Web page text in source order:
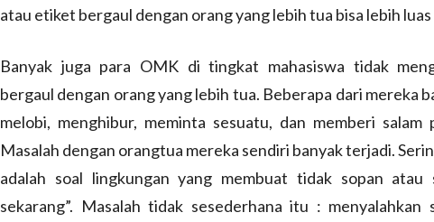
atau etiket bergaul dengan orang yang lebih tua bisa lebih luas
Banyak juga para OMK di tingkat mahasiswa tidak
bergaul dengan orang yang lebih tua. Beberapa dari mereka
melobi, menghibur, meminta sesuatu, dan memberi salam
Masalah dengan orangtua mereka sendiri banyak terjadi.
adalah soal lingkungan yang membuat tidak sopan atau
sekarang”. Masalah tidak sesederhana itu : menyalahkan